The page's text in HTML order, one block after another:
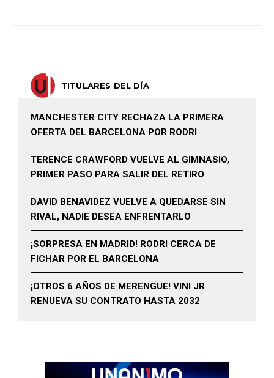
TITULARES DEL DÍA
MANCHESTER CITY RECHAZA LA PRIMERA
OFERTA DEL BARCELONA POR RODRI
TERENCE CRAWFORD VUELVE AL GIMNASIO,
PRIMER PASO PARA SALIR DEL RETIRO
DAVID BENAVIDEZ VUELVE A QUEDARSE SIN
RIVAL, NADIE DESEA ENFRENTARLO
¡SORPRESA EN MADRID! RODRI CERCA DE
FICHAR POR EL BARCELONA
¡OTROS 6 AÑOS DE MERENGUE! VINI JR
RENUEVA SU CONTRATO HASTA 2032